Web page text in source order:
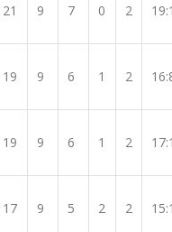
21 9 7 0 2
19 9 6 1 2
19 9 6 1 2
17 9 5 2 2